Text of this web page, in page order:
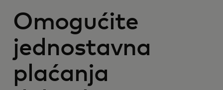
Omogućite
jednostavna
plaćanja